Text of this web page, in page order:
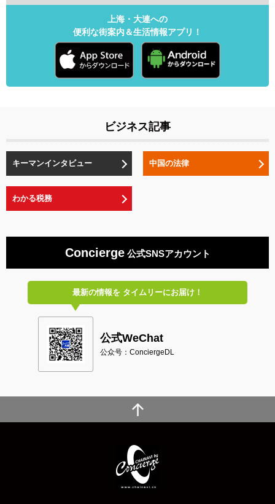
上海・大連への
便利な街案内＆生活情報アプリ！
ビジネス記事
キーマンインタビュー 中国の法律
わかる税務
Concierge公式SNSアカウント
最新の情報をタイムリーにお届け！
公式WeChat
公众号：ConciergeDL